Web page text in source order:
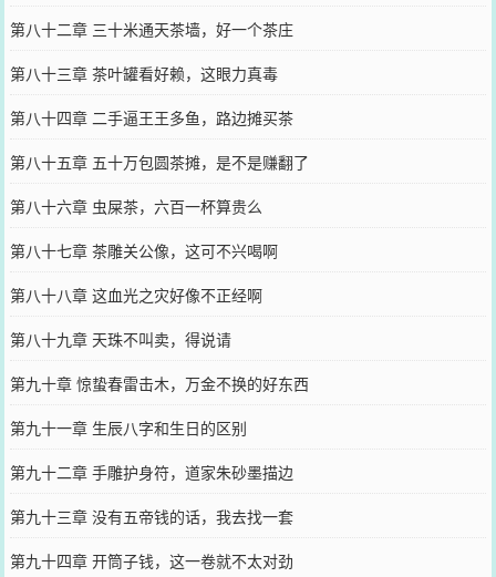
第八十二章 三十米通天茶墙，好一个茶庄
第八十三章 茶叶罐看好赖，这眼力真毒
第八十四章 二手逼王王多鱼，路边摊买茶
第八十五章 五十万包圆茶摊，是不是赚翻了
第八十六章 虫屎茶，六百一杯算贵么
第八十七章 茶雕关公像，这可不兴喝啊
第八十八章 这血光之灾好像不正经啊
第八十九章 天珠不叫卖，得说请
第九十章 惊蛰春雷击木，万金不换的好东西
第九十一章 生辰八字和生日的区别
第九十二章 手雕护身符，道家朱砂墨描边
第九十三章 没有五帝钱的话，我去找一套
第九十四章 开筒子钱，这一卷就不太对劲